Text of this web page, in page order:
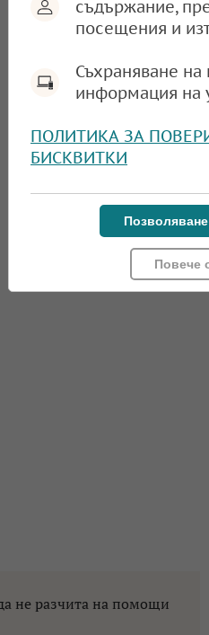
не разчита на помощи
съдържание,
посещения и
Съхраняване
информация на
ПОЛИТИКА ЗА
БИСКВИТКИ
Повече